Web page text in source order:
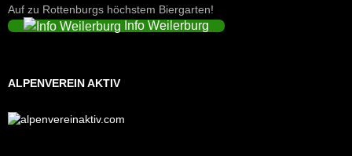
Auf zu Rottenburgs höchstem Biergarten!
Info Weilerburg
ALPENVEREIN AKTIV